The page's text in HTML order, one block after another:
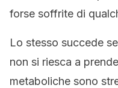
forse soffrite di
Lo stesso succede
non si riesca a
metaboliche sono